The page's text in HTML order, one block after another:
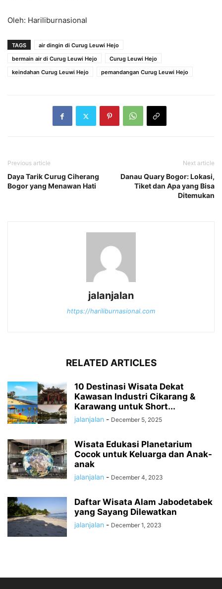
Oleh: Hariliburnasional
TAGS
air dingin di Curug Leuwi Hejo
bermain air di Curug Leuwi Hejo
Curug Leuwi Hejo
keindahan Curug Leuwi Hejo
pemandangan Curug Leuwi Hejo
Previous article
Daya Tarik Curug Ciherang
Bogor yang Menawan Hati
Next article
Danau Quary Bogor: Lokasi,
Tiket dan Apa yang Bisa
Ditemukan
jalanjalan
https://hariliburnasional.com
RELATED ARTICLES
10 Destinasi Wisata Dekat
Kawasan Industri Cikarang &
Karawang untuk Short...
jalanjalan - December 5, 2025
Wisata Edukasi Planetarium
Cocok untuk Keluarga dan Anak-
anak
jalanjalan - December 4, 2023
Daftar Wisata Alam Jabodetabek
yang Sayang Dilewatkan
jalanjalan - December 1, 2023